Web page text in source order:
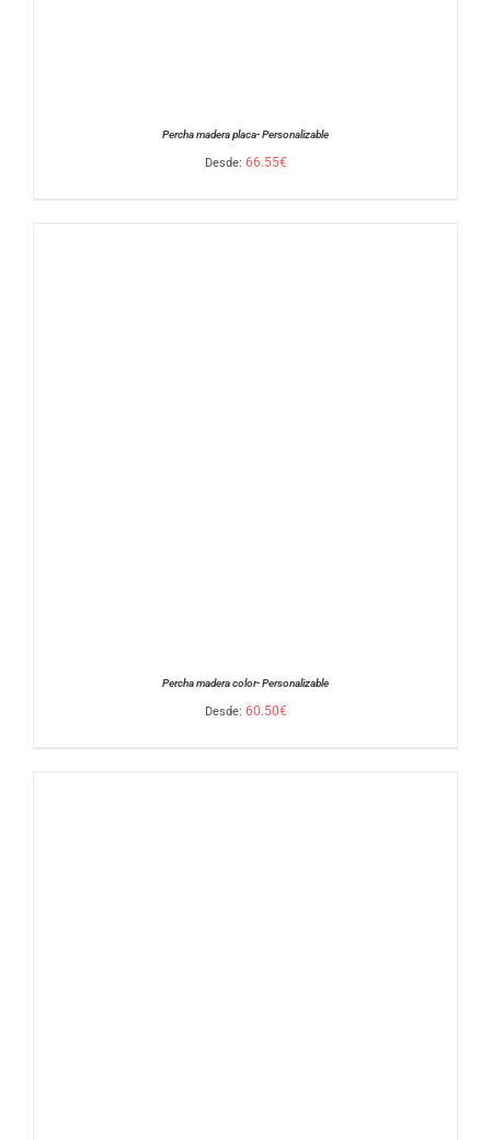
Percha madera placa- Personalizable
Desde: 66.55€
Percha madera color- Personalizable
Desde: 60.50€